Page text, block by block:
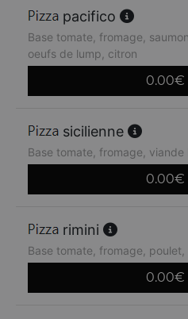
pacifico
Base tomate, fromage,
oeufs de lump, citron
0.00€
sicilienne
Base tomate, fromage,
0.00€
rimini
Base tomate, fromage,
0.00€